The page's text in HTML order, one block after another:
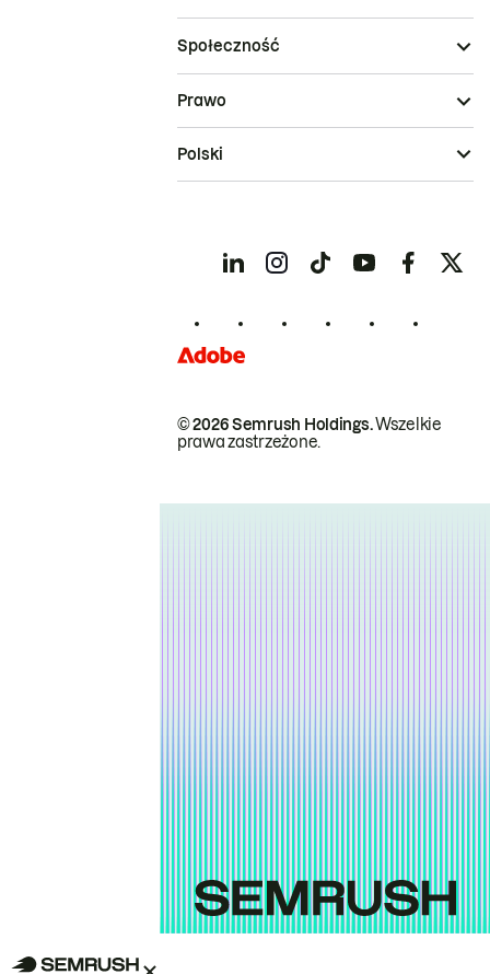
Społeczność
© 2026 Semrush Holdings.Wszelkie
prawa zastrzeżone.
Prawo
Polski